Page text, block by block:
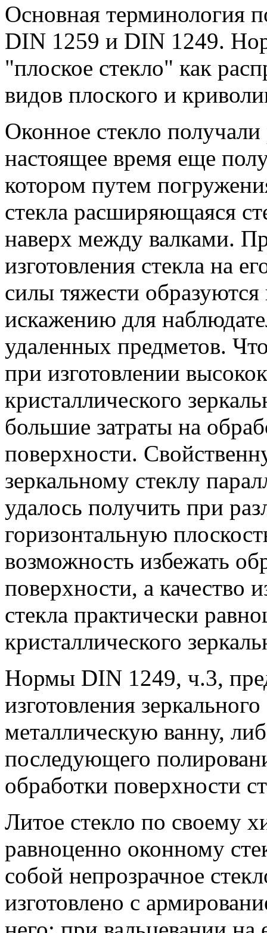
Основная терминология
DIN 1259 и DIN 1249.
"плоское стекло" как
видов плоского и
Оконное стекло получали
настоящее время еще
котором путем
стекла расширяющаяся
наверх между валками.
изготовления стекла на
силы тяжести
искажению для
удаленных предметов.
при изготовлении
кристаллического
большие затраты на
поверхности.
зеркальному стеклу
удалось получить при
горизонтальную
возможность избежать
поверхности, а качество
стекла практически
кристаллического
Нормы DIN 1249, ч.3,
изготовления
металлическую ванну,
последующего
обработки поверхности
Литое стекло по своему
равноценно оконному
собой непрозрачное
изготовлено с